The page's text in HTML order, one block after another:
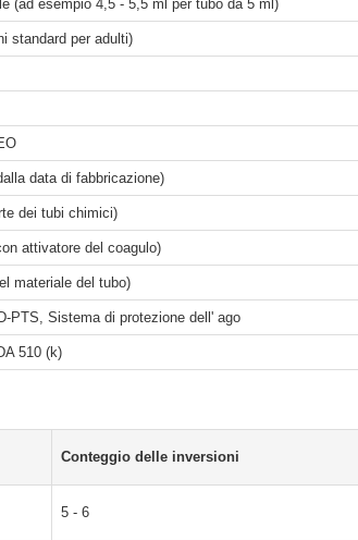
(ad esempio 4,5 - 5,5 ml per tubo da 5 ml)
standard per adulti)
data di fabbricazione)
dei tubi chimici)
attivatore del coagulo)
materiale del tubo)
PTS, Sistema di protezione dell' ago
510 (k)
Conteggio delle inversioni
5 - 6